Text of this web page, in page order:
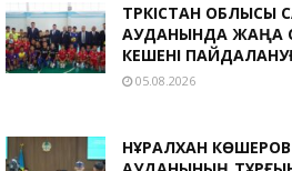
ТҮРКІСТАН ОБЛЫСЫ
АУДАНЫНДА ЖАҢА
КЕШЕНІ
05.08.2026
НҰРАЛХАН